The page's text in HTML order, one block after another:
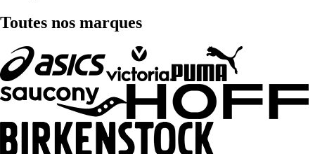
Toutes nos marques